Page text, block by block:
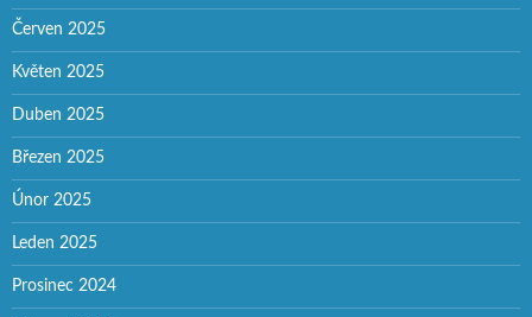
Červen 2025
Květen 2025
Duben 2025
Březen 2025
Únor 2025
Leden 2025
Prosinec 2024